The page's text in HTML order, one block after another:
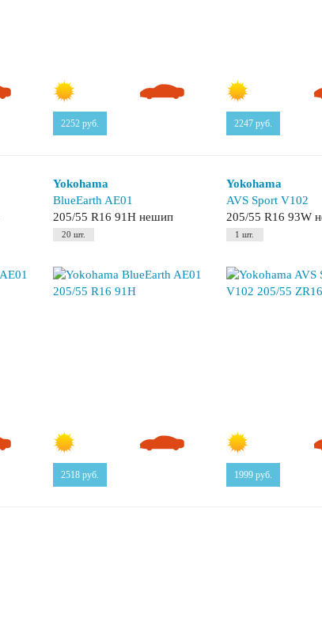
2252руб. 2247 руб.
Yokohama
BlueEarth AE01
205/55 R16 91H нешип
20 шт.
2518руб.
Yokohama
AVS Sport V102
205/55 R16 93W
1 шт.
1999 руб.